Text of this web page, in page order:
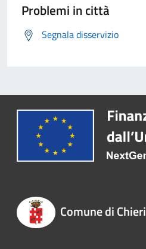
Problemi in città
Segnala disservizio
Comune di Chieri